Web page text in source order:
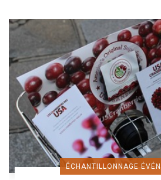
ÉCHANTILLONNAGE